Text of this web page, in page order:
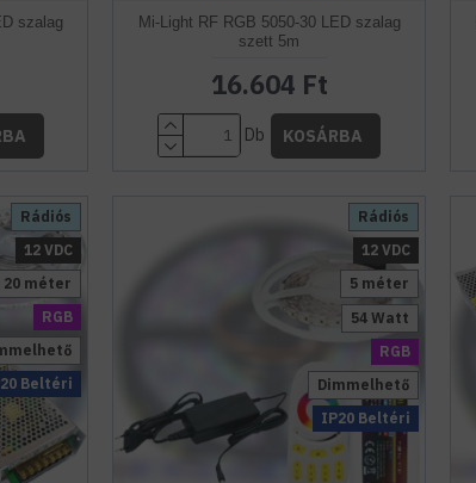
szalag
Mi-Light RF RGB 5050-30 LED szalag
szett 5m
16.604 Ft
Db KOSÁRBA
RGB
Beltéri
Rádiós
12 VDC
20 méter
RGB
IP20 Beltéri
Rádiós
12 VDC
Dimmelhető
5 méter
54 Watt